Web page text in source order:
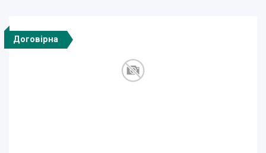
Договірна